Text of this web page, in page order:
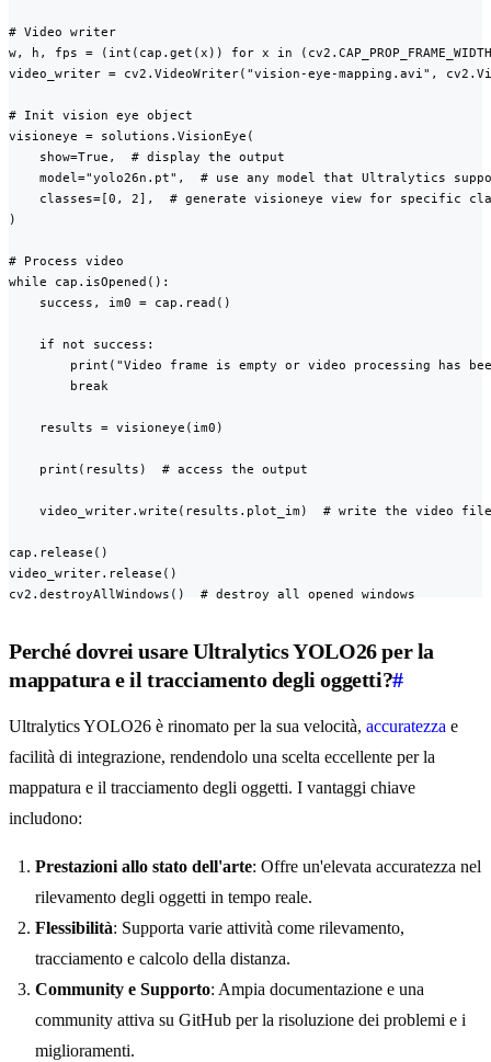
# Video writer
w, h, fps = (int(cap.get(x)) for x in (cv2.CAP_PROP_FRAME_WIDTH,
video_writer = cv2.VideoWriter("vision-eye-mapping.avi",
# Init vision eye object
visioneye = solutions.VisionEye(
    show=True,  # display the output
model="yolo26n.pt",  # use any model that Ultralytics
classes=[0, 2],  # generate visioneye view for specific
)
# Process video
while cap.isOpened():
    success, im0 = cap.read()
    if not success:
print("Video frame is empty or video processing has
        break
    results = visioneye(im0)
    print(results)  # access the output
    video_writer.write(results.plot_im)  # write the video file
cap.release()
video_writer.release()
cv2.destroyAllWindows()  # destroy all opened windows
Perché dovrei usare Ultralytics YOLO26 per la
mappatura e il tracciamento degli oggetti?#
Ultralytics YOLO26 è rinomato per la sua velocità, accuratezza e
facilità di integrazione, rendendolo una scelta eccellente per la
mappatura e il tracciamento degli oggetti. I vantaggi chiave
includono:
Prestazioni allo stato dell'arte: Offre un'elevata accuratezza nel
rilevamento degli oggetti in tempo reale.
Flessibilità: Supporta varie attività come rilevamento,
tracciamento e calcolo della distanza.
Community e Supporto: Ampia documentazione e una
community attiva su GitHub per la risoluzione dei problemi e i
miglioramenti.